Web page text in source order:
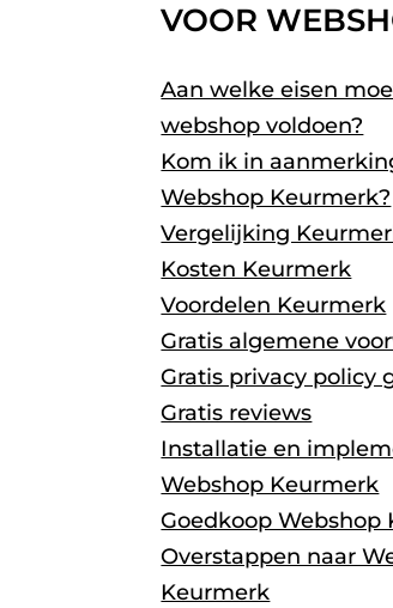
VOOR
Aan welke eisen
webshop voldoen?
Kom ik in
Webshop Keurmerk?
Vergelijking
Kosten Keurmerk
Voordelen Keurmerk
Gratis algemene
Gratis privacy policy
Gratis reviews
Installatie en
Webshop Keurmerk
Goedkoop Webshop
Overstappen naar
Keurmerk